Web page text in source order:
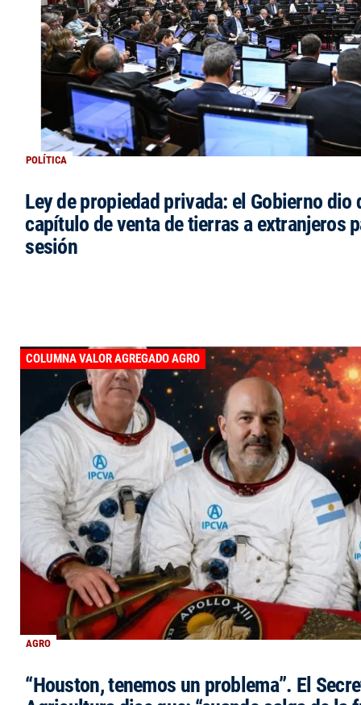
POLÍTICA
Ley de propiedad privada: el Gobierno dio
capítulo de venta de tierras a extranjeros
sesión
AGRO
COLUMNA VALOR AGREGADO AGRO
“Houston, tenemos un problema”. El